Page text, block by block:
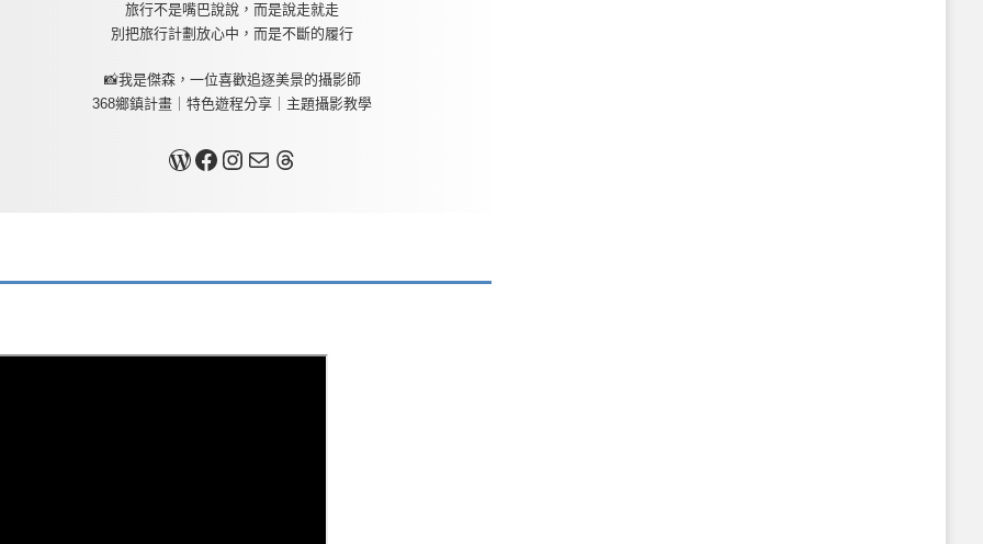
旅行不是嘴巴說說，而是說走就走
別把旅行計劃放心中，而是不斷的履行
📸我是傑森，一位喜歡追逐美景的攝影師
368鄉鎮計畫｜特色遊程分享｜主題攝影教學
關於我Facebook InstagramMail Threads